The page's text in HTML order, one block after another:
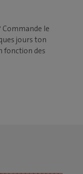
Commande le
jours ton
fonction des